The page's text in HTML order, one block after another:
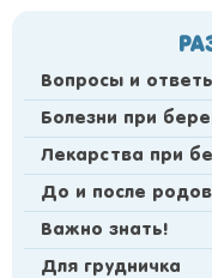
Вопросы и
Болезни при
Лекарства при
До и после родов
Важно знать!
Для грудничка